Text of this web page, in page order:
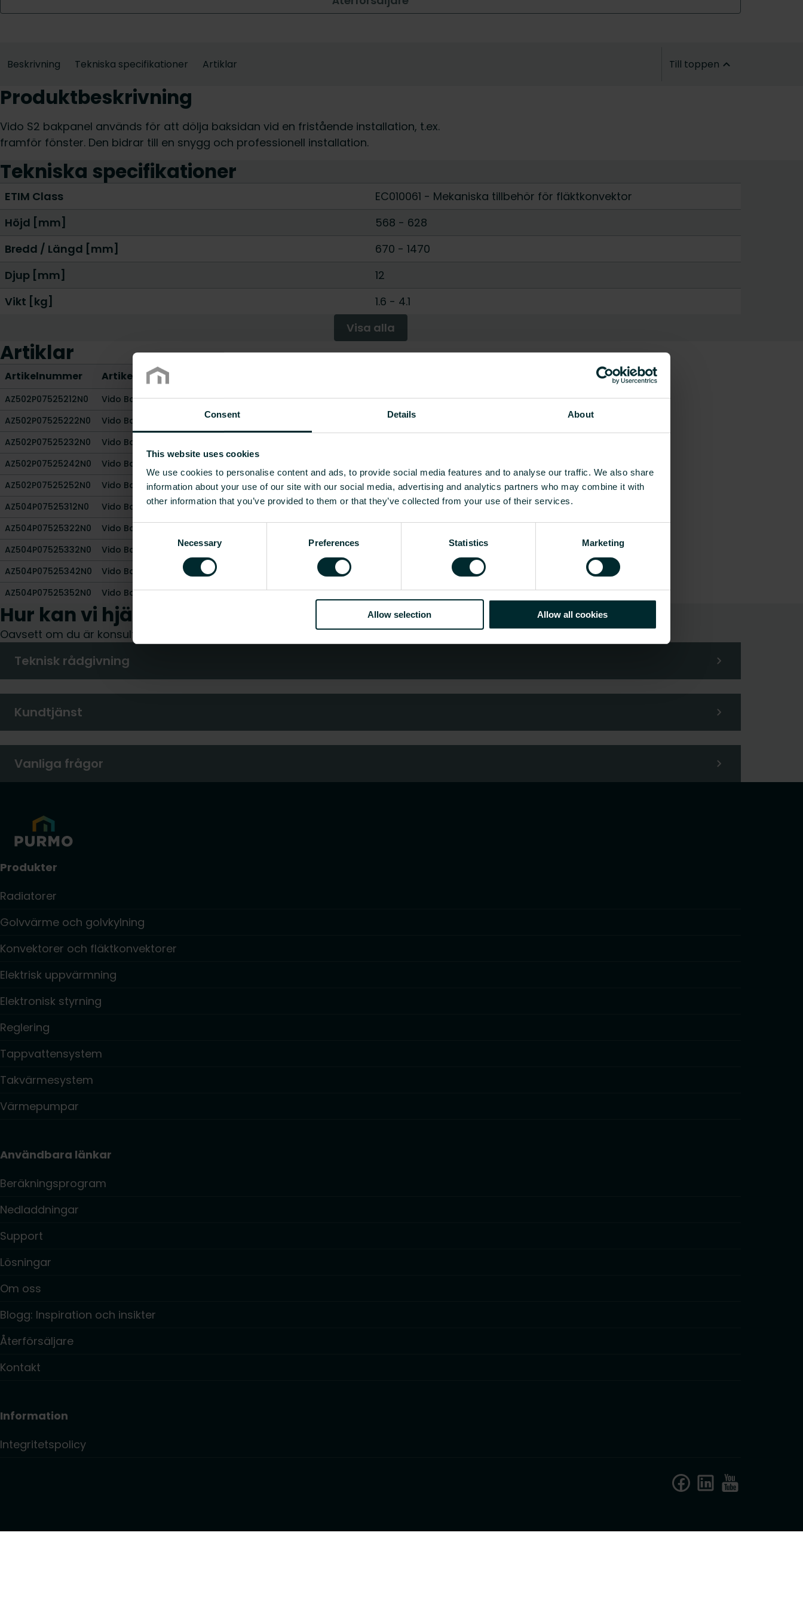
Consent Details About
This website uses cookies
We use cookies to personalise content and ads, to provide social media features and to analyse our traffic. We also share
information about your use of our site with our social media, advertising and analytics partners who may combine it with
other information that you’ve provided to them or that they’ve collected from your use of their services.
Consent
Necessary Preferences Statistics Marketing
Allow selection Allow all cookies
Beskrivning Tekniska specifikationer Artiklar Till toppen
Produktbeskrivning
Vido S2 bakpanel används för att dölja baksidan vid en fristående installation, t.ex.
framför fönster. Den bidrar till en snygg och professionell installation.
Tekniska specifikationer
ETIM Class
EC010061 - Mekaniska tillbehör för fläktkonvektor
Höjd [mm]
568 - 628
Bredd / Längd [mm]
670 - 1470
Djup [mm]
12
Vikt [kg]
1.6 - 4.1
Visa alla
Artiklar
Artikelnummer Artikelbeskrivning
AZ502P07525212N0 Vido Bakre metallkåpa, vit för 2P-versioner VS 7-2P 1.6
-
AZ502P07525222N0
Vido Bakre metallkåpa, vit för 2P-versioner VS 9-2P
-
AZ502P07525232N0
Vido Bakre metallkåpa, vit för 2P-versioner VS 11-2P
AZ502P07525242N0
Vido Bakre metallkåpa, vit för 2P-versioner VS 13-2P
AZ502P07525252N0
Vido Bakre metallkåpa, vit för 2P-versioner VS 15-2P 4.1
-
AZ504P07525312N0
Vido Bakre metallkåpa, vit för 4P-versioner VS 7-4P 2
-
AZ504P07525322N0
Vido Bakre metallkåpa, vit för 4P-versioner VS 9-4P
AZ504P07525332N0
Vido Bakre metallkåpa, vit för 4P-versioner VS 11-4P 3
AZ504P07525342N0
Vido Bakre metallkåpa, vit för 4P-versioner VS 13-4P 3.5
AZ504P07525352N0
Vido Bakre metallkåpa, vit för 4P-versioner VS 15-4P 4 -
Hur kan vi hjälpa dig?
Oavsett om du är konsult, installatör, arkitekt eller grossist, välj en kategori så tar vi gärna hand om din förfrågan.
Teknisk rådgivning
Kundtjänst
Vanliga frågor
Produkter
Radiatorer
Golvvärme och golvkylning
Konvektorer och fläktkonvektorer
Elektrisk uppvärmning
Elektronisk styrning
Reglering
Tappvattensystem
Takvärmesystem
Värmepumpar
Användbara länkar
Beräkningsprogram
Nedladdningar
Support
Lösningar
Om oss
Blogg: Inspiration och insikter
Återförsäljare
Kontakt
Information
Integritetspolicy